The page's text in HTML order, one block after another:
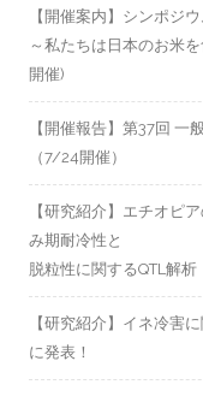
【開催案内】シンポジ
～私たちは日本のお米
開催)
【開催報告】第37回 一
（7/24開催）
【研究紹介】エチオピ
み期耐冷性と
脱粒性に関するQTL解析
【研究紹介】イネ冷害
に発表！